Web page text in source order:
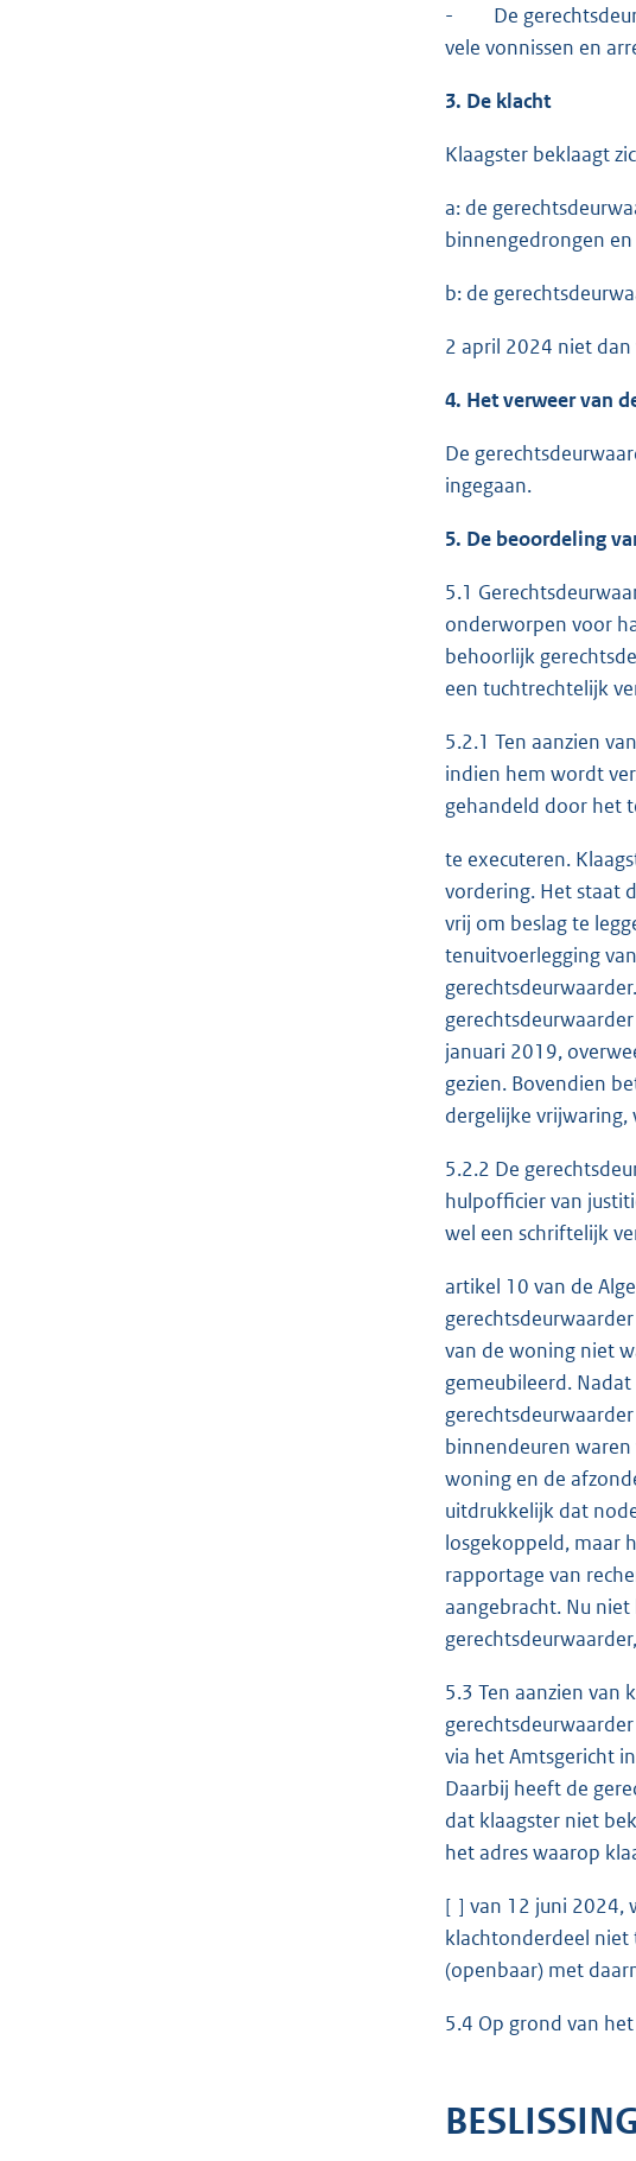
- De
vele vonnissen en
3. De klacht
Klaagster beklaagt
a: de
binnengedrongen
b: de
2 april 2024 niet
4. Het verweer van
De
ingegaan.
5. De beoordeling
5.1
onderworpen voor
behoorlijk
een tuchtrechtelijk
5.2.1 Ten aanzien
indien hem wordt
gehandeld door het
te executeren.
vordering. Het staat
vrij om beslag te
tenuitvoerlegging
januari 2019,
gezien. Bovendien
dergelijke vrijwaring,
5.2.2 De
hulpofficier van
wel een schriftelijk
artikel 10 van de
van de woning niet
gemeubileerd.
binnendeuren
woning en de
uitdrukkelijk dat
losgekoppeld, maar
rapportage van
aangebracht. Nu
5.3 Ten aanzien van
via het Amtsgericht
Daarbij heeft de
dat klaagster niet
het adres waarop
[ ] van 12 juni 2024,
klachtonderdeel niet
(openbaar) met
5.4 Op grond van
BESLISSING